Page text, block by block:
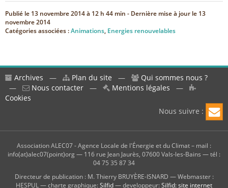
Publié le 13 novembre 2014 à 12 h 44 min - Dernière mise à jour le 13
novembre 2014
Catégories associées :Animations, Energies renouvelables
Archives — Plan du site —
Qui sommes nous ?
—
Nous contacter — Mentions légales —
Cookies
Nous suivre :
Association ALEC07 - Agence Locale de l'Énergie et du Climat – mail :
info(at)alec07(point)org — 116 rue Jean Jaurès, 07600 Vals-les-Bains — tél :
04 75 35 87 34
Directeur de publication : M. Thierry BRUYÈRE-ISNARD — Webmaster :
HESPUL — charte graphique:Silfid— developpeur:Silfid: site internet